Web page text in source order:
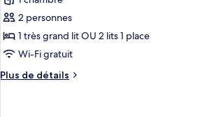
ce
type
de
chambre :
Suite
2 personnes
1 très grand lit OU 2 lits 1 place
Wi-Fi gratuit
Plus de détails
Plus